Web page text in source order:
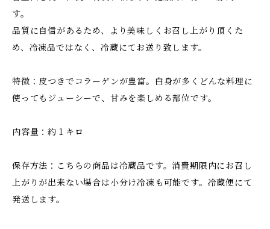
す。
品質に自信があるため、より美味しくお召し上がり頂くた
め、冷凍品ではなく、冷蔵にてお送り致します。
特徴：皮つきでコラーゲンが豊富。白身が多くどんな料理に
使ってもジューシーで、甘みを楽しめる部位です。
内容量：約１キロ
保存方法：こちらの商品は冷蔵品です。消費期限内にお召し
上がりが出来ない場合は小分け冷凍も可能です。冷蔵便にて
発送します。